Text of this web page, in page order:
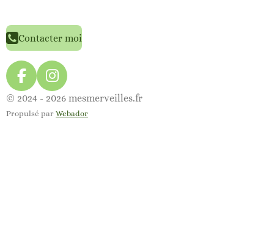
Contacter moi
F
a
c
I
n
s
© 2024 - 2026 mesmerveilles.fr
Propulsé par Webador